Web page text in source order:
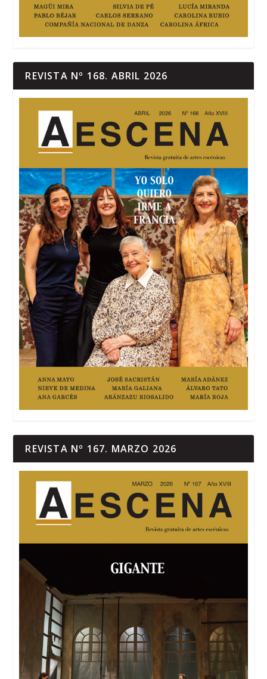
REVISTA Nº 168. ABRIL 2026
REVISTA Nº 167. MARZO 2026